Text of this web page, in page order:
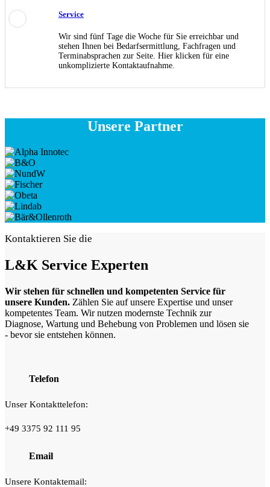
Service
Wir sind fünf Tage die Woche für Sie erreichbar und
stehen Ihnen bei Bedarfsermittlung, Fachfragen und
Terminabsprachen zur Seite. Hier klicken für eine
unkomplizierte Kontaktaufnahme.
Unsere Partner
Kontaktieren Sie die
L&K Service Experten
Wir stehen für schnellen und kompetenten Service für
unsere Kunden. Zählen Sie auf unsere Expertise und unser
kompetentes Team. Wir nutzen modernste Technik zur
Diagnose, Wartung und Behebung von Problemen und lösen sie
- bevor sie entstehen können.
Telefon
Unser Kontakttelefon:
+49 3375 92 111 95
Email
Unsere Kontaktemail: